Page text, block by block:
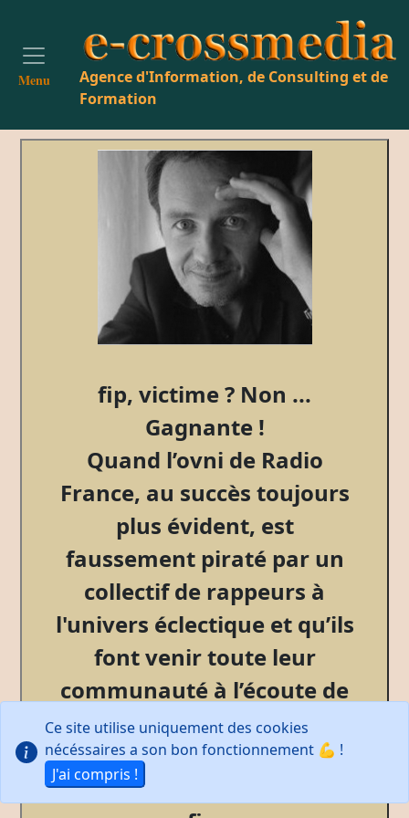
Menu
Agence d'Information, de Consulting et de
Formation
fip, victime ? Non ...
Gagnante !
Quand l’ovni de Radio
France, au succès toujours
plus évident, est
faussement piraté par un
collectif de rappeurs à
l'univers éclectique et qu’ils
font venir toute leur
communauté à l’écoute de
l’antenne !
Entretien avec Hervé
Riesen, directeur adjoint de
Ce site utilise uniquement des cookies
nécéssaires a son bon fonctionnement 💪 !
J'ai compris !